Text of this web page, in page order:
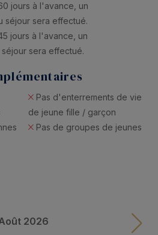
jours à l'avance, un
séjour sera effectué.
jours à l'avance, un
sera effectué.
de jeune fille / garçon
Pas de groupes de jeunes
2026